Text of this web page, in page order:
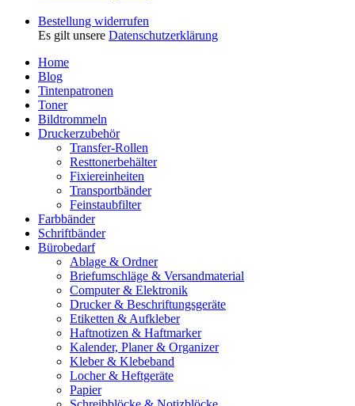
Bestellung widerrufen
Es gilt unsere Datenschutzerklärung
Home
Blog
Tintenpatronen
Toner
Bildtrommeln
Druckerzubehör
Transfer-Rollen
Resttonerbehälter
Fixiereinheiten
Transportbänder
Feinstaubfilter
Farbbänder
Schriftbänder
Bürobedarf
Ablage & Ordner
Briefumschläge & Versandmaterial
Computer & Elektronik
Drucker & Beschriftungsgeräte
Etiketten & Aufkleber
Haftnotizen & Haftmarker
Kalender, Planer & Organizer
Kleber & Klebeband
Locher & Heftgeräte
Papier